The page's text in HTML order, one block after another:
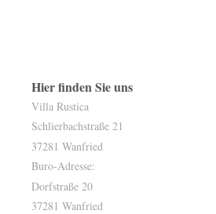
Hier finden Sie uns
Villa Rustica
Schlierbachstraße 21
37281 Wanfried
Buro-Adresse:
Dorfstraße 20
37281 Wanfried